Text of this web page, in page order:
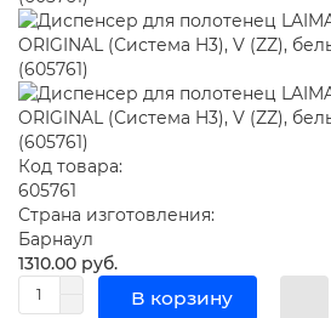
Код товара:
605761
Страна изготовления:
Барнаул
1310.00 руб.
В корзину